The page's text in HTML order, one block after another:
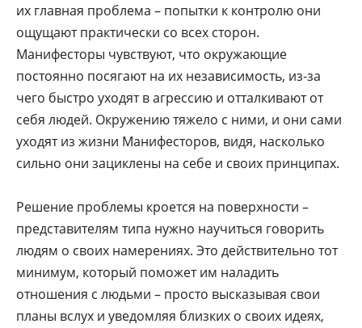
их главная проблема – попытки к контролю они
ощущают практически со всех сторон.
Манифесторы чувствуют, что окружающие
постоянно посягают на их независимость, из-за
чего быстро уходят в агрессию и отталкивают от
себя людей. Окружению тяжело с ними, и они сами
уходят из жизни Манифесторов, видя, насколько
сильно они зациклены на себе и своих принципах.
Решение проблемы кроется на поверхности –
представителям типа нужно научиться говорить
людям о своих намерениях. Это действительно тот
минимум, который поможет им наладить
отношения с людьми – просто высказывая свои
планы вслух и уведомляя близких о своих идеях,